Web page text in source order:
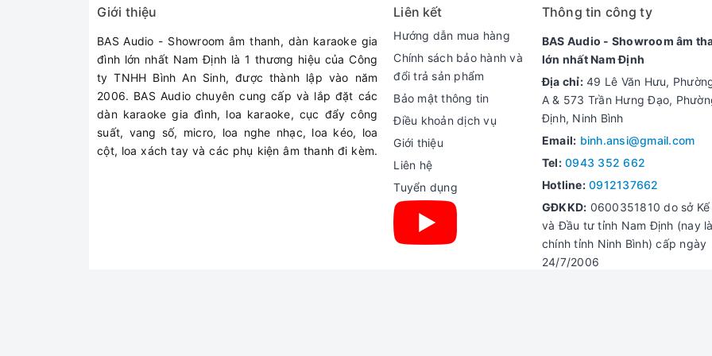
Cường độ âm 90 dB (1 W, 1 m)
Đáp tuyến tần số
70 Hz - 20 kHz (-10 dB), 50 Hz
do
(đo tại điểm lắp đặt trung tâm
Thành phần loa Tần số cao: Loa hình cầu cân
Cổng kết nối có thể tháo rời
cầu đấu dây)
Dây đồng đặc: φ0.5 - φ1.6 mm
Giới thiệu
BAS Audio - Showroom âm thanh, dàn karaoke gia
đình lớn nhất Nam Định là 1 thương hiệu của Công
ty TNHH Bình An Sinh, được thành lập vào năm
2006. BAS Audio chuyên cung cấp và lắp đặt các
dàn karaoke gia đình, loa karaoke, cục đẩy công
suất, vang số, micro, loa nghe nhạc, loa kéo, loa
cột, loa xách tay và các phụ kiện âm thanh đi kèm.
Liên kết
Hướng dẫn mua hàng
Chính sách bảo hành và
đổi trả sản phẩm
Bảo mật thông tin
Điều khoản dịch vụ
Giới thiệu
Liên hệ
Tuyển dụng
Thông tin công ty
BAS Audio - Showroom âm
lớn nhất Nam Định
Địa chỉ:49 Lê Văn Hưu,
A & 573 Trần Hưng Đạo,
Định, Ninh Bình
Email: binh.ansi@gmail.com
Tel: 0943 352 662
Hotline: 0912137662
GĐKKD: 0600351810 do sở
và Đầu tư tỉnh Nam Định (nay
chính tỉnh Ninh Bình) cấp ngày
24/7/2006